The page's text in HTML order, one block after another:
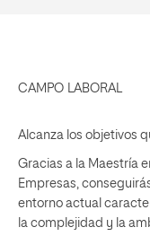
CAMPO LABORAL
Alcanza los objetivos
Gracias a la Maestría
Empresas,
entorno actual
la complejidad y la